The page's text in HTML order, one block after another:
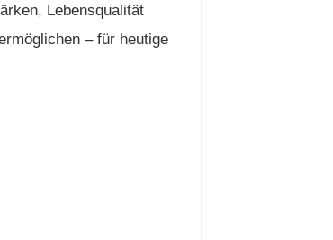
Lebensqualität
– für heutige